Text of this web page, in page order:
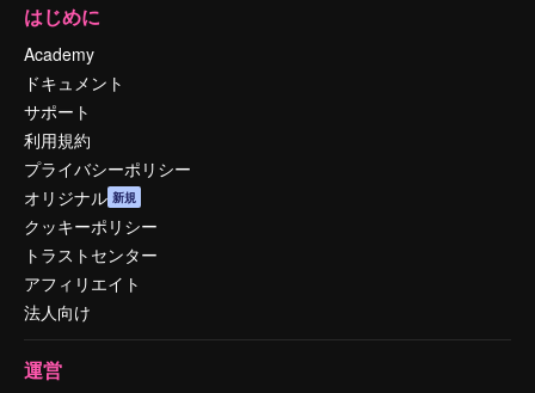
はじめに
Academy
ドキュメント
サポート
利用規約
プライバシーポリシー
オリジナル 新規
クッキーポリシー
トラストセンター
アフィリエイト
法人向け
運営